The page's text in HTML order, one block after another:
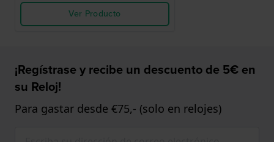
Ver Producto
¡Regístrase y recibe un descuento de 5€ en
su Reloj!
Para gastar desde €75,- (solo en relojes)